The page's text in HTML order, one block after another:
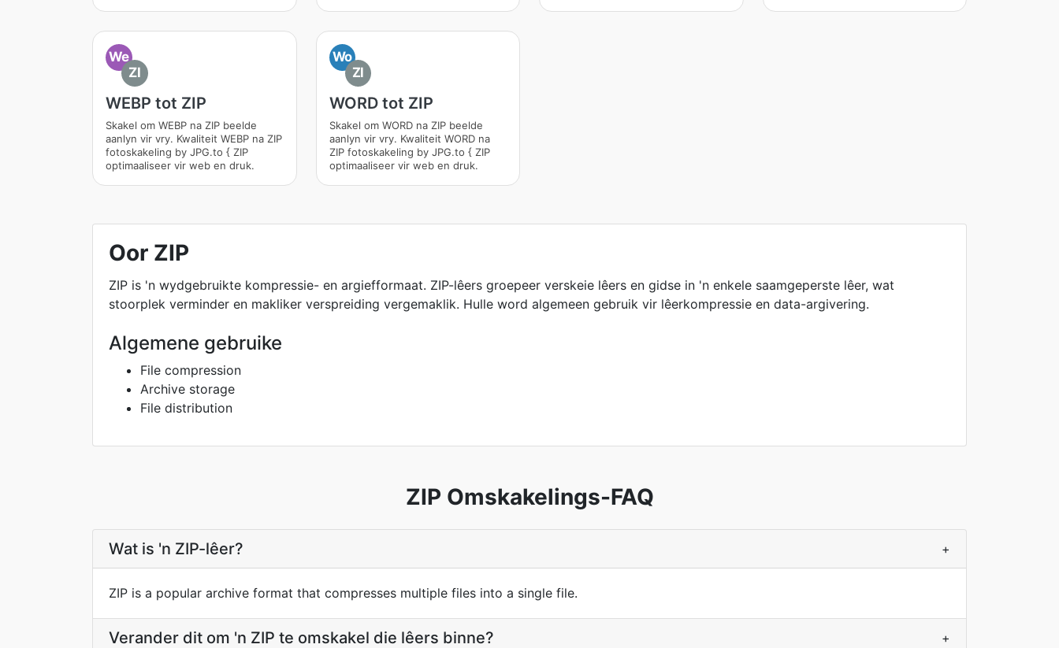
We
ZI
WEBP tot ZIP
Skakel om WEBP na ZIP beelde
aanlyn vir vry. Kwaliteit WEBP na ZIP
fotoskakeling by JPG.to { ZIP
optimaaliseer vir web en druk.
Wo
ZI
WORD tot ZIP
Skakel om WORD na ZIP beelde
aanlyn vir vry. Kwaliteit WORD na
ZIP fotoskakeling by JPG.to { ZIP
optimaaliseer vir web en druk.
Oor ZIP
ZIP is 'n wydgebruikte kompressie- en argiefformaat. ZIP-lêers groepeer verskeie lêers en gidse in 'n enkele saamgeperste lêer, wat
stoorplek verminder en makliker verspreiding vergemaklik. Hulle word algemeen gebruik vir lêerkompressie en data-argivering.
Algemene gebruike
File compression
Archive storage
File distribution
ZIP Omskakelings-FAQ
Wat is 'n ZIP-lêer? +
ZIP is a popular archive format that compresses multiple files into a single file.
Verander dit om 'n ZIP te omskakel die lêers binne? +